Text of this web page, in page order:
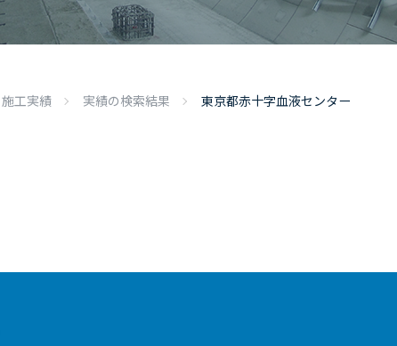
施工実績 実績の検索結果 東京都赤十字血液センター